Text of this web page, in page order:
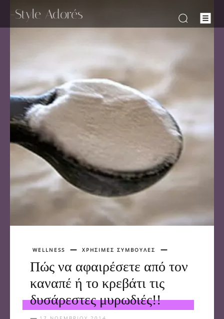
-Style Adorés
WELLNESS ΧΡΗΣΙΜΕΣ ΣΥΜΒΟΥΛΕΣ
Πώς να αφαιρέσετε από τον
καναπέ ή το κρεβάτι τις
δυσάρεστες μυρωδιές!!